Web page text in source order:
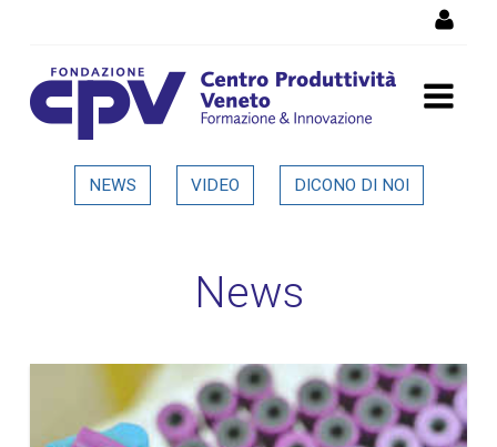
Dettaglio in evidenza
NEWS VIDEO DICONO DI NOI
News